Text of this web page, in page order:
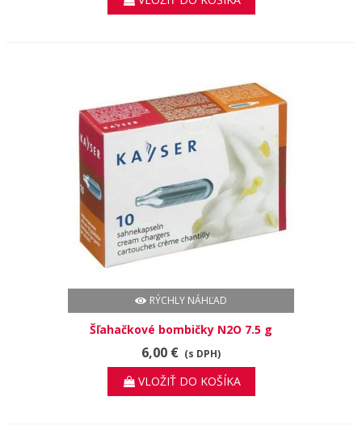
RÝCHLY NÁHĽAD
Šľahačkové bombičky N2O 7.5 g
6,00 € (s DPH)
VLOŽIŤ DO KOŠÍKA